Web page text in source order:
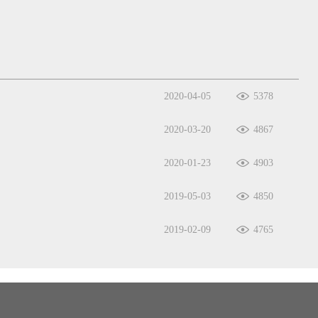
2020-04-05 5378
2020-03-20 4867
2020-01-23 4903
2019-05-03 4850
2019-02-09 4765